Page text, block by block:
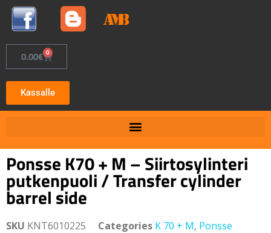
0.00€ 0
Kassalle
Ponsse K70 + M – Siirtosylinteri
putkenpuoli / Transfer cylinder
barrel side
SKU KNT6010225 Categories K 70 + M, Ponsse